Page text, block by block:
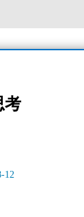
考
12